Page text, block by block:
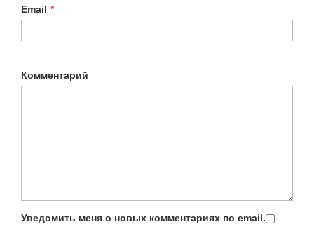
Email *
Комментарий
Уведомить меня о новых комментариях по email.